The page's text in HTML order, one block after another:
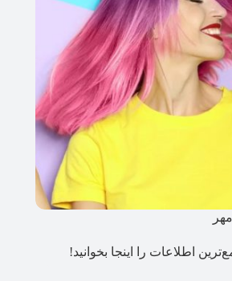
اطلاعات را اینجا بخوانید!